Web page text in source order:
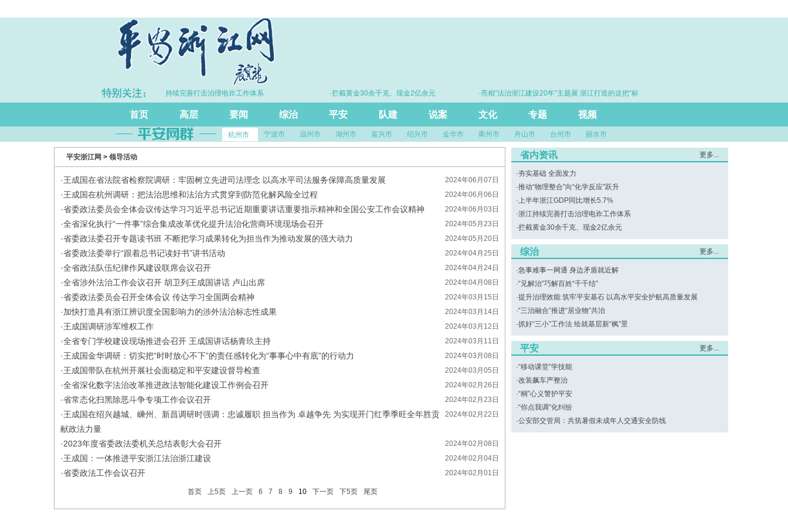
·浙江持续完善打击治理电诈工作体系 ·拦截黄金30余千克、现金2亿余元
·亮相“法治浙江建设20年”主题展 浙江打造的这把“标
首页 高层 要闻 综治 平安 队建 说案 文化 专题 视频
杭州市 宁波市 温州市 湖州市 嘉兴市 绍兴市 金华市 衢州市 舟山市 台州市 丽水市
平安浙江网 > 领导活动
2024年06月07日
·王成国在省法院省检察院调研：牢固树立先进司法理念 以高水平司法服务保障高质量发展
2024年06月06日
·王成国在杭州调研：把法治思维和法治方式贯穿到防范化解风险全过程
2024年06月03日
·省委政法委员会全体会议传达学习习近平总书记近期重要讲话重要指示精神和全国公安工作会议精神
2024年05月23日
·全省深化执行“一件事”综合集成改革优化提升法治化营商环境现场会召开
2024年05月20日
·省委政法委召开专题读书班 不断把学习成果转化为担当作为推动发展的强大动力
2024年04月25日
·省委政法委举行“跟着总书记读好书”讲书活动
2024年04月24日
·全省政法队伍纪律作风建设联席会议召开
2024年04月08日
·全省涉外法治工作会议召开 胡卫列王成国讲话 卢山出席
2024年03月15日
·省委政法委员会召开全体会议 传达学习全国两会精神
2024年03月14日
·加快打造具有浙江辨识度全国影响力的涉外法治标志性成果
2024年03月12日
·王成国调研涉军维权工作
2024年03月11日
·全省专门学校建设现场推进会召开 王成国讲话杨青玖主持
2024年03月08日
·王成国金华调研：切实把“时时放心不下”的责任感转化为“事事心中有底”的行动力
2024年03月05日
·王成国带队在杭州开展社会面稳定和平安建设督导检查
2024年02月26日
·​全省深化数字法治改革推进政法智能化建设工作例会召开
2024年02月23日
·省常态化扫黑除恶斗争专项工作会议召开
2024年02月22日
·王成国在绍兴越城、嵊州、新昌调研时强调：忠诚履职 担当作为 卓越争先 为实现开门红季季旺全年胜贡
献政法力量
2024年02月08日
·2023年度省委政法委机关总结表彰大会召开
2024年02月04日
·王成国：一体推进平安浙江法治浙江建设
2024年02月01日
·省委政法工作会议召开
首页 上5页 上一页 6 7 8 9 10 下一页 下5页 尾页
省内资讯 更多...
·夯实基础 全面发力
·推动“物理整合”向“化学反应”跃升
·上半年浙江GDP同比增长5.7%
·浙江持续完善打击治理电诈工作体系
·拦截黄金30余千克、现金2亿余元
综治 更多...
·急事难事一网通 身边矛盾就近解
·“见解治”巧解百姓“千千结”
·提升治理效能 筑牢平安基石 以高水平安全护航高质量发展
·“三治融合”推进“居业物”共治
·抓好“三小”工作法 绘就基层新“枫”景
平安 更多...
·“移动课堂”学技能
·改装飙车严整治
·“桐”心义警护平安
·“你点我调”化纠纷
·公安部交管局：共筑暑假未成年人交通安全防线